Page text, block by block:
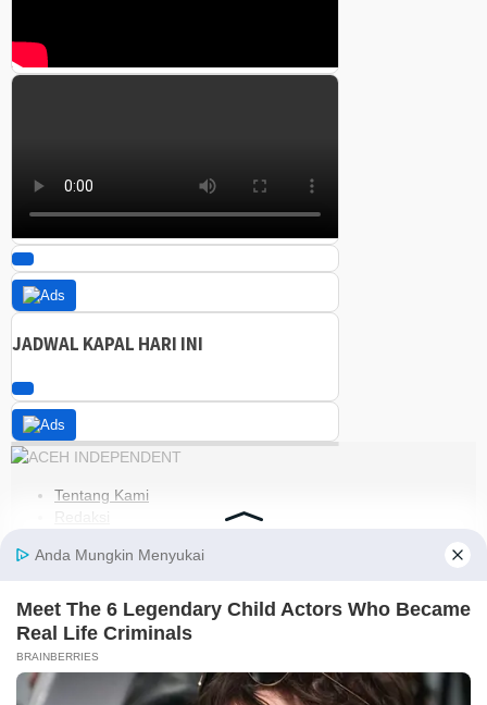
JADWAL KAPAL HARI INI
Tentang Kami
Redaksi
Pedoman Media Siber
Kebijakan Privasi
Jaringan Social
Facebook